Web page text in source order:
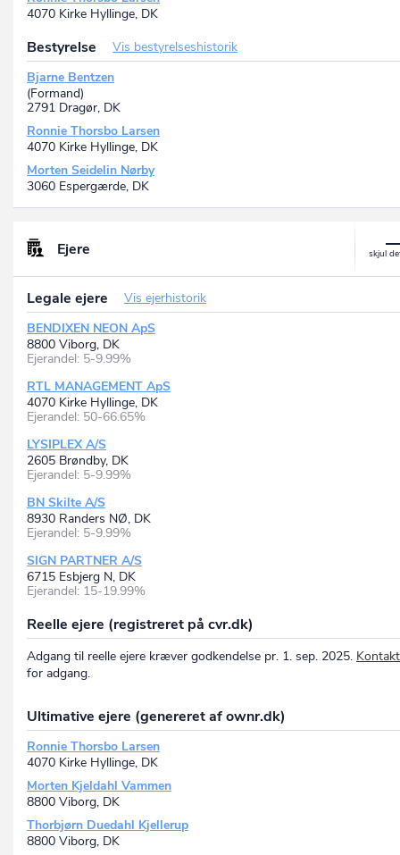
4070 Kirke Hyllinge, DK
Bestyrelse
Vis bestyrelseshistorik
Bjarne Bentzen
(Formand)
2791 Dragør, DK
Ronnie Thorsbo Larsen
4070 Kirke Hyllinge, DK
Morten Seidelin Nørby
3060 Espergærde, DK
Ejere
Legale ejere
Vis ejerhistorik
BENDIXEN NEON ApS
8800 Viborg, DK
Ejerandel: 5-9.99%
RTL MANAGEMENT ApS
4070 Kirke Hyllinge, DK
Ejerandel: 50-66.65%
LYSIPLEX A/S
2605 Brøndby, DK
Ejerandel: 5-9.99%
BN Skilte A/S
8930 Randers NØ, DK
Ejerandel: 5-9.99%
SIGN PARTNER A/S
6715 Esbjerg N, DK
Ejerandel: 15-19.99%
Reelle ejere (registreret på cvr.dk)
Adgang til reelle ejere kræver godkendelse pr. 1. sep. 2025.
for adgang.
Ultimative ejere (genereret af ownr.dk)
Ronnie Thorsbo Larsen
4070 Kirke Hyllinge, DK
Morten Kjeldahl Vammen
8800 Viborg, DK
Thorbjørn Duedahl Kjellerup
8800 Viborg, DK